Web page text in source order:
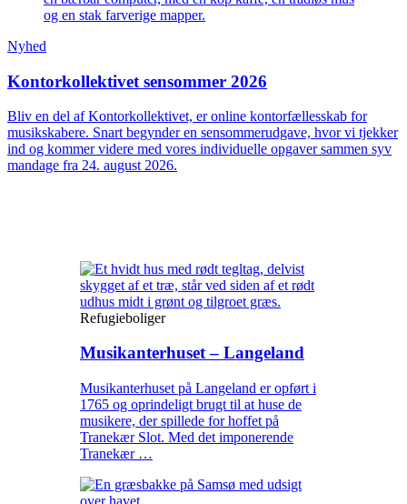
Nyhed
Kontorkollektivet sensommer 2026
Bliv en del af Kontorkollektivet, er online kontorfællesskab for
musikskabere. Snart begynder en sensommerudgave, hvor vi tjekker
ind og kommer videre med vores individuelle opgaver sammen syv
mandage fra 24. august 2026.
Refugieboliger
Musikanterhuset – Langeland
Musikanterhuset på Langeland er opført i
1765 og oprindeligt brugt til at huse de
musikere, der spillede for hoffet på
Tranekær Slot. Med det imponerende
Tranekær …